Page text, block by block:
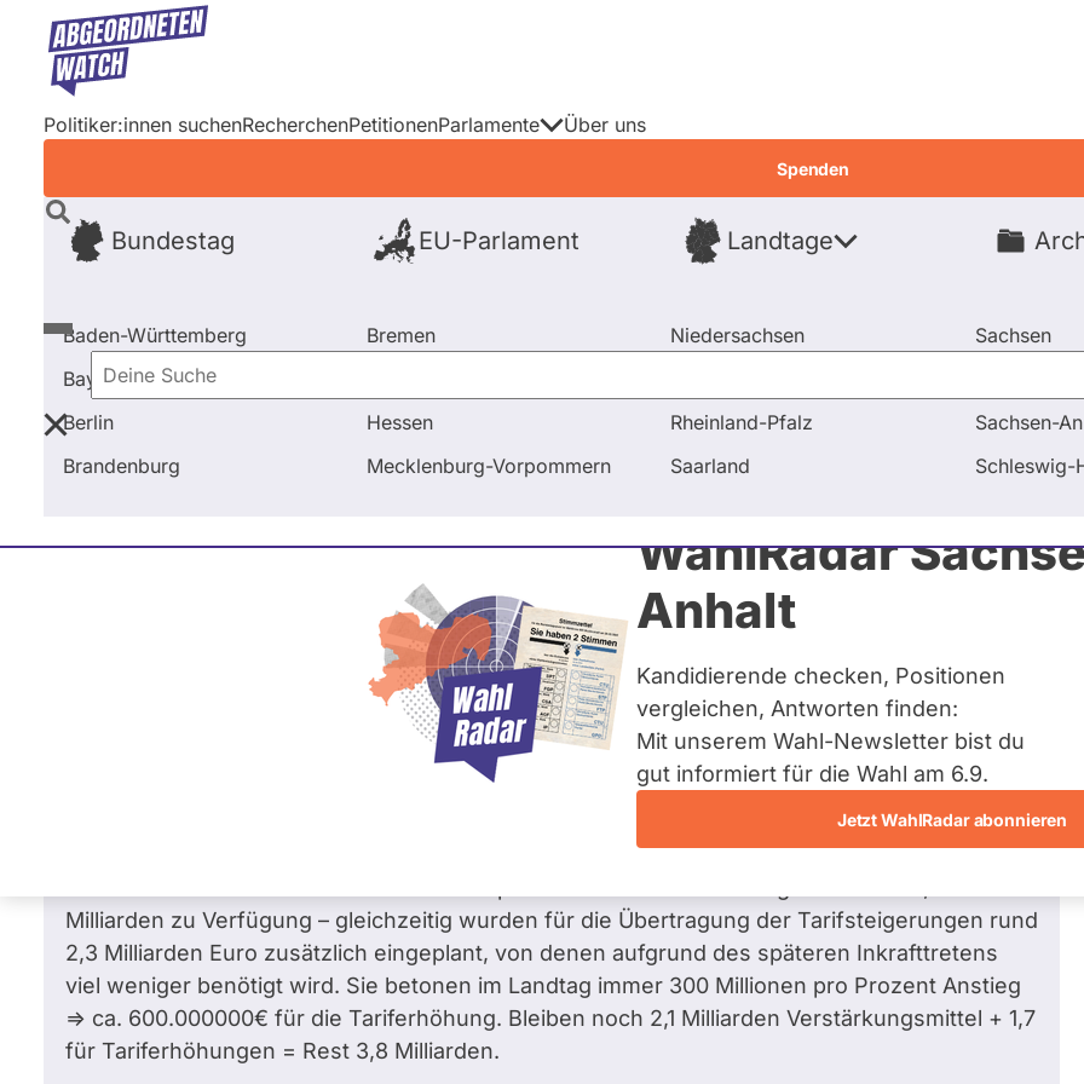
Direkt
Inhalt
Politiker:innen suchenRecherchenPetitionenParlamente
Bundestag EU-Parlament Landtage
Baden-Württemberg
Bayern
Berlin
Brandenburg
Bremen
Hessen
Mecklenburg-Vorpommern
Niedersachsen
Rheinland-Pfalz
Saarland
Sachsen
Sachsen-
Schleswig-
Über uns
Spenden
Deine
Suche
WahlRadar
Anhalt
Kandidierende checken, Positionen
vergleichen, Antworten finden:
Mit unserem Wahl-Newsletter bist du
gut informiert für die Wahl am 6.9.
Jetzt WahlRadar abonnieren
Startseite Frage stellen Marcus Optendrenk Fragen und Antworten Warum werden die eingeplanten
Marcus Optendrenk 33/ 45
Fragen beantwortet
Warum werden die eingeplanten Gelder im Haushalt nicht für versprochen
Maßnahmen genutzt? (z.B. Stichwort: Besoldungsstruktur)
Milliarden zu Verfügung – gleichzeitig wurden für die Übertragung der Tarifsteigerungen rund
2,3 Milliarden Euro zusätzlich eingeplant, von denen aufgrund des späteren Inkrafttretens
viel weniger benötigt wird. Sie betonen im Landtag immer 300 Millionen pro Prozent Anstieg
=> ca. 600.000000€ für die Tariferhöhung. Bleiben noch 2,1 Milliarden Verstärkungsmittel + 1,7
für Tariferhöhungen = Rest 3,8 Milliarden.